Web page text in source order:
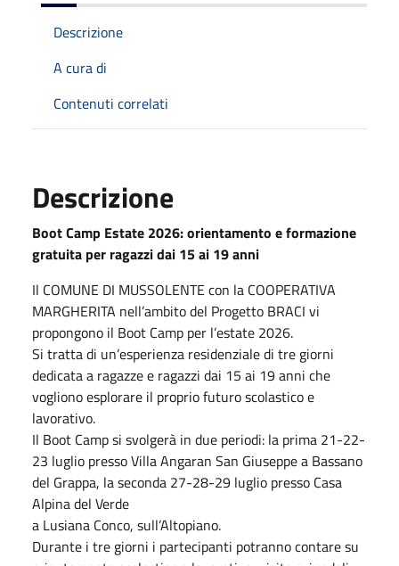
Descrizione
A cura di
Contenuti correlati
Descrizione
Boot Camp Estate 2026: orientamento e formazione
gratuita per ragazzi dai 15 ai 19 anni
Il COMUNE DI MUSSOLENTE con la COOPERATIVA
MARGHERITA nell’ambito del Progetto BRACI vi
propongono il Boot Camp per l’estate 2026.
Si tratta di un’esperienza residenziale di tre giorni
dedicata a ragazze e ragazzi dai 15 ai 19anni che
vogliono esplorare il proprio futuro scolastico e
lavorativo.
Il Boot Camp si svolgerà in due periodi: la prima 21-22-
23 luglio presso Villa Angaran San Giuseppe a Bassano
del Grappa, la seconda 27-28-29 luglio presso Casa
Alpina del Verde
a Lusiana Conco, sull’Altopiano.
Durante i tre giorni i partecipanti potranno contare su